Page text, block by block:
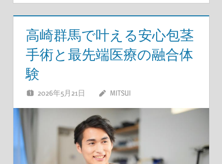
高崎群馬で叶える安心包茎
手術と最先端医療の融合体
験
2026年5月21日 MITSUI